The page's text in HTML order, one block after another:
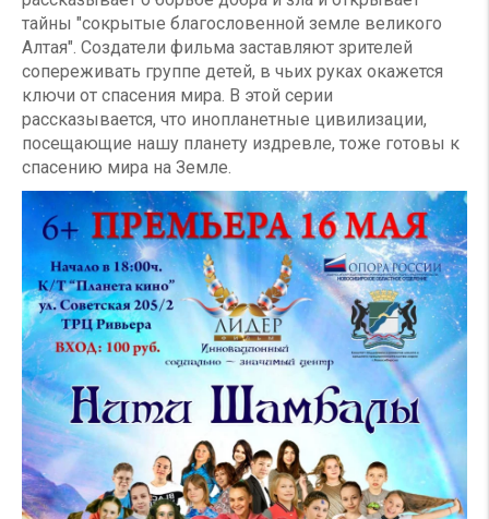
тайны "сокрытые благословенной земле великого
Алтая". Создатели фильма заставляют зрителей
сопереживать группе детей, в чьих руках окажется
ключи от спасения мира. В этой серии
рассказывается, что инопланетные цивилизации,
посещающие нашу планету издревле, тоже готовы к
спасению мира на Земле.